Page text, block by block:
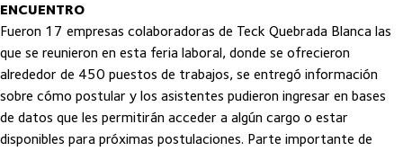
ENCUENTRO
Fueron 17 empresas colaboradoras de Teck Quebrada Blanca las
que se reunieron en esta feria laboral, donde se ofrecieron
alrededor de 450 puestos de trabajos, se entregó información
sobre cómo postular y los asistentes pudieron ingresar en bases
de datos que les permitirán acceder a algún cargo o estar
disponibles para próximas postulaciones. Parte importante de